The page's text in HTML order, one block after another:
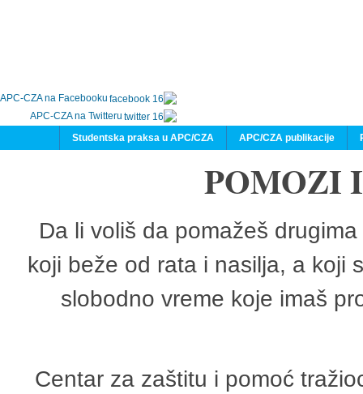
APC-CZA na Facebooku
APC-CZA na Twitteru
APC/CZA publikacije
Studentska praksa u APC/CZA
POMOZI
Da li voliš da pomažeš
koji beže od rata i nasilja, a koji
slobodno vreme koje imaš
Centar za zaštitu i pomoć